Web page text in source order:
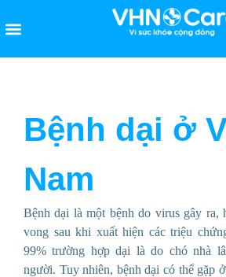
Bệnh dại ở
Nam
Bệnh dại là một bệnh do virus gây ra,
vong sau khi xuất hiện các triệu
99% trường hợp dại là do chó nhà
người. Tuy nhiên, bệnh dại có thể gặp